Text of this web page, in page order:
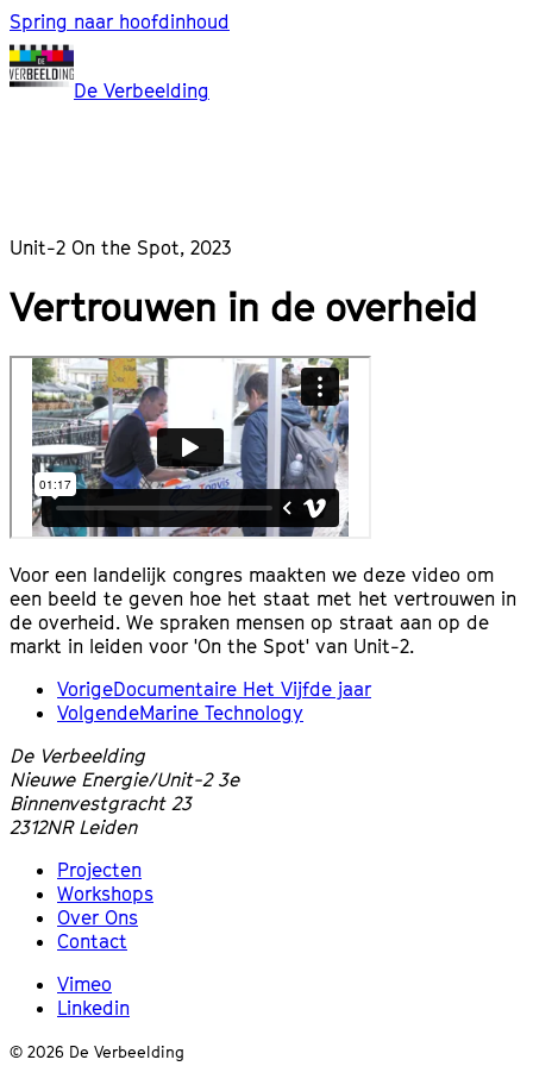
Spring naar hoofdinhoud
De Verbeelding
Unit-2 On the Spot, 2023
Vertrouwen in de overheid
Voor een landelijk congres maakten we deze video om
een beeld te geven hoe het staat met het vertrouwen in
de overheid. We spraken mensen op straat aan op de
markt in leiden voor 'On the Spot' van Unit-2.
VorigeDocumentaire Het Vijfde jaar
VolgendeMarine Technology
De Verbeelding
Nieuwe Energie/Unit-2 3e
Binnenvestgracht 23
2312NR Leiden
Projecten
Workshops
Over Ons
Contact
Vimeo
Linkedin
© 2026 De Verbeelding